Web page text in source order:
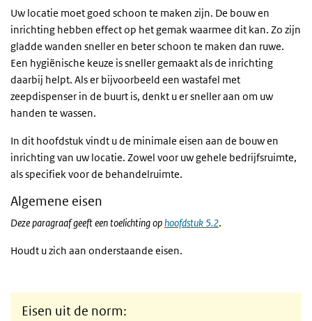
Uw locatie moet goed schoon te maken zijn. De bouw en
inrichting hebben effect op het gemak waarmee dit kan. Zo zijn
gladde wanden sneller en beter schoon te maken dan ruwe.
Een hygiënische keuze is sneller gemaakt als de inrichting
daarbij helpt. Als er bijvoorbeeld een wastafel met
zeepdispenser in de buurt is, denkt u er sneller aan om uw
handen te wassen.
In dit hoofdstuk vindt u de minimale eisen aan de bouw en
inrichting van uw locatie. Zowel voor uw gehele bedrijfsruimte,
als specifiek voor de behandelruimte.
Algemene eisen
Deze paragraaf geeft een toelichting ophoofdstuk 5.2.
Houdt u zich aan onderstaande eisen.
Eisen uit de norm: